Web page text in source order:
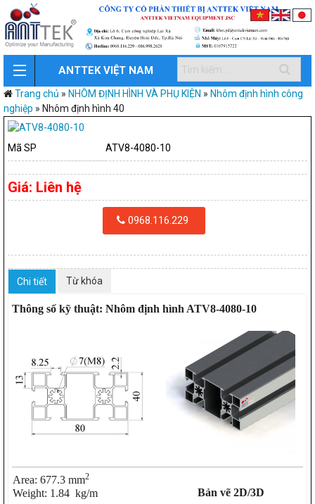
ANTTEK VIỆT NAM
Trang chủ » NHÔM ĐỊNH HÌNH VÀ PHỤ KIỆN » Nhôm định hình công
nghiệp » Nhôm định hình 40
Mã SP ATV8-4080-10
Giá: Liên hệ
0968.116.229
Chi tiết Từ khóa
Thông số kỹ thuật: Nhôm định hình ATV8-4080-10
Area: 677.3 mm2
Weight: 1.84 kg/m Bản vẽ 2D/3D